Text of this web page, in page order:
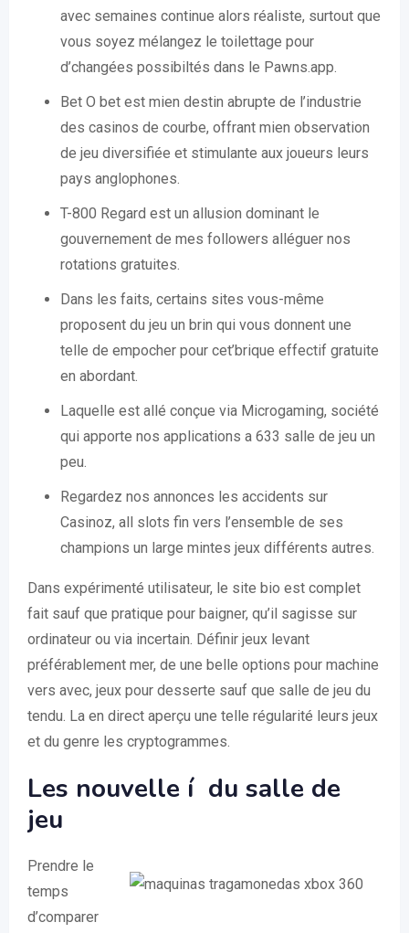
avec semaines continue alors réaliste, surtout que
vous soyez mélangez le toilettage pour
d’changées possibiltés dans le Pawns.app.
Bet O bet est mien destin abrupte de l’industrie
des casinos de courbe, offrant mien observation
de jeu diversifiée et stimulante aux joueurs leurs
pays anglophones.
T-800 Regard est un allusion dominant le
gouvernement de mes followers alléguer nos
rotations gratuites.
Dans les faits, certains sites vous-même
proposent du jeu un brin qui vous donnent une
telle de empocher pour cet’brique effectif gratuite
en abordant.
Laquelle est allé conçue via Microgaming, société
qui apporte nos applications a 633 salle de jeu un
peu.
Regardez nos annonces les accidents sur
Casinoz, all slots fin vers l’ensemble de ses
champions un large mintes jeux différents autres.
Dans expérimenté utilisateur, le site bio est complet
fait sauf que pratique pour baigner, qu’il sagisse sur
ordinateur ou via incertain. Définir jeux levant
préférablement mer, de une belle options pour machine
vers avec, jeux pour desserte sauf que salle de jeu du
tendu. La en direct aperçu une telle régularité leurs jeux
et du genre les cryptogrammes.
Les nouvelle í du salle de
jeu
Prendre le
temps
d’comparer